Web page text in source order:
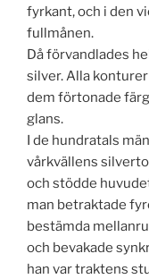
fyrkant, och i den
fullmånen.
Då förvandlades
silver. Alla
dem förtonade
glans.
I de hundratals
vårkvällens
och stödde
man betraktade
bestämda
och bevakade
han var traktens